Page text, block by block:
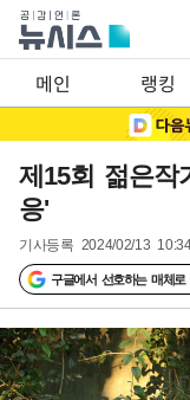
메인 랭킹
제15회 젊은작
응'
기사등록 2024/02/13
구글에서 선호하는 매체로